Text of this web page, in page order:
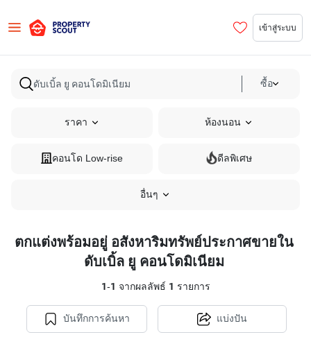
เข้าสู่ระบบ
ซื้อ
ราคา ห้องนอน
คอนโด Low-rise ดีลพิเศษ
อื่นๆ
ตกแต่งพร้อมอยู่ อสังหาริมทรัพย์ประกาศขายใน
ดับเบิ้ล ยู คอนโดมิเนียม
1-1 จากผลลัพธ์ 1 รายการ
บันทึกการค้นหา แบ่งปัน